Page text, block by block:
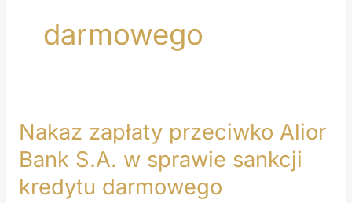
darmowego
Nakaz zapłaty przeciwko Alior
Bank S.A. w sprawie sankcji
kredytu darmowego
Nakaz
zapłaty
przeciwko
Alior